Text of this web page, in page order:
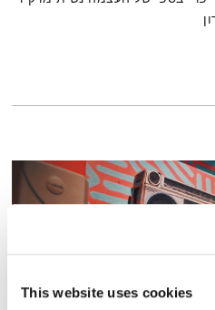
This website uses cookies